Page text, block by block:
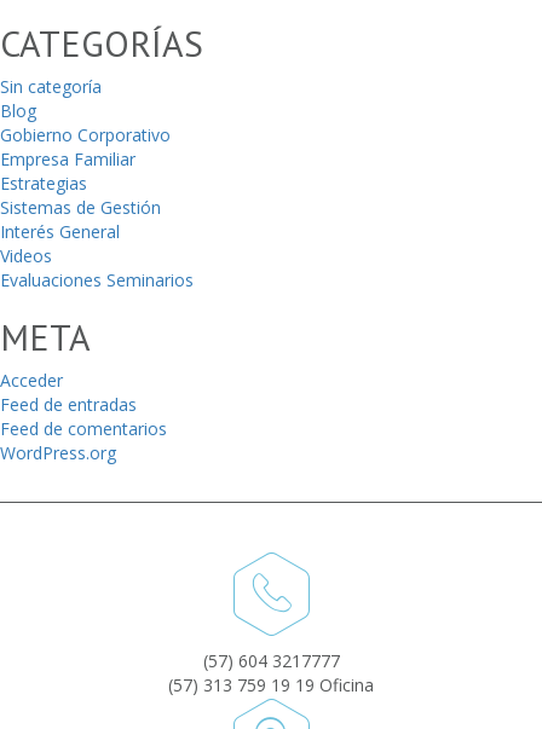
CATEGORÍAS
Sin categoría
Blog
Gobierno Corporativo
Empresa Familiar
Estrategias
Sistemas de Gestión
Interés General
Videos
Evaluaciones Seminarios
META
Acceder
Feed de entradas
Feed de comentarios
WordPress.org
(57) 604 3217777
(57) 313 759 19 19 Oficina